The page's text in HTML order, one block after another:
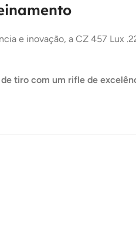
e inovação, a CZ 457 Lux
de tiro com um rifle de